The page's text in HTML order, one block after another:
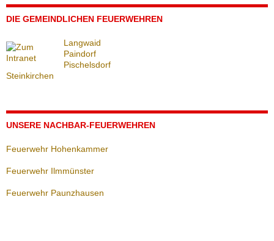
DIE GEMEINDLICHEN FEUERWEHREN
Langwaid
Paindorf
Pischelsdorf
Steinkirchen
UNSERE NACHBAR-FEUERWEHREN
Feuerwehr Hohenkammer
Feuerwehr Ilmmünster
Feuerwehr Paunzhausen